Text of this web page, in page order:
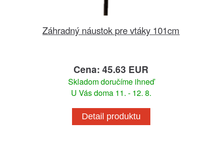
Záhradný náustok pre vtáky 101cm
Cena: 45.63 EUR
Skladom doručíme ihneď
U Vás doma 11. - 12. 8.
Detail produktu